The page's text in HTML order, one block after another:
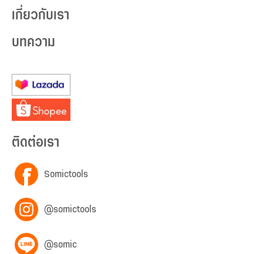
เกี่ยวกับเรา
บทความ
ติดต่อเรา
Somictools
@somictools
@somic